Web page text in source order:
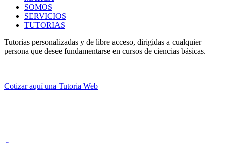
SOMOS
SERVICIOS
TUTORIAS
Tutorias personalizadas y de libre acceso, dirigidas a cualquier
persona que desee fundamentarse en cursos de ciencias básicas.
Cotizar aquí una Tutoria Web